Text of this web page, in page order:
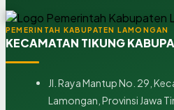
PEMERINTAH KABUPATEN LAMONGAN
KECAMATAN TIKUNG
Jl. Raya Mantup No. 29,
Lamongan, Provinsi Jawa